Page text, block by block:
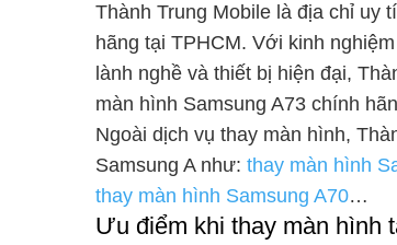
Thành Trung Mobile là địa chỉ uy
hãng tại TPHCM. Với kinh
lành nghề và thiết bị hiện đại,
màn hình Samsung A73 chính
Ngoài dịch vụ thay màn hình,
Samsung A như: thay màn hình
thay màn hình Samsung A70…
Ưu điểm khi thay màn hình